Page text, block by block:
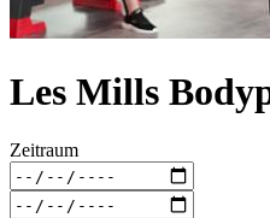
Les Mills
Zeitraum